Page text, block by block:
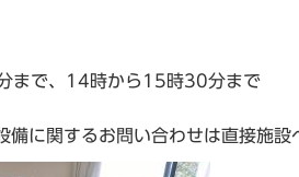
まで、14時から15時30分まで
備に関するお問い合わせは直接施設